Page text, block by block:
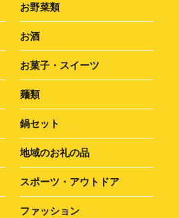
お野菜類
お酒
お菓子・スイーツ
麺類
鍋セット
地域のお礼の品
スポーツ・アウトドア
ファッション